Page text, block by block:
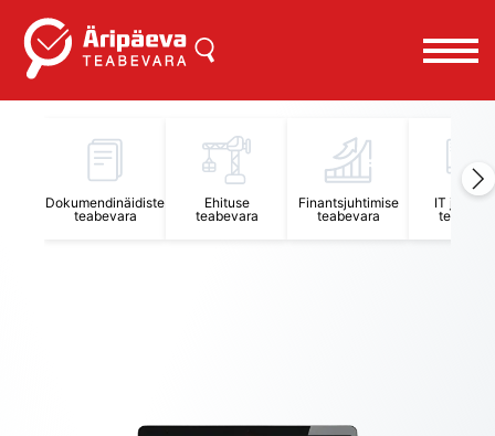
Dokumendinäidiste
teabevara
Ehituse
teabevara
Finantsjuhtimise
teabevara
IT